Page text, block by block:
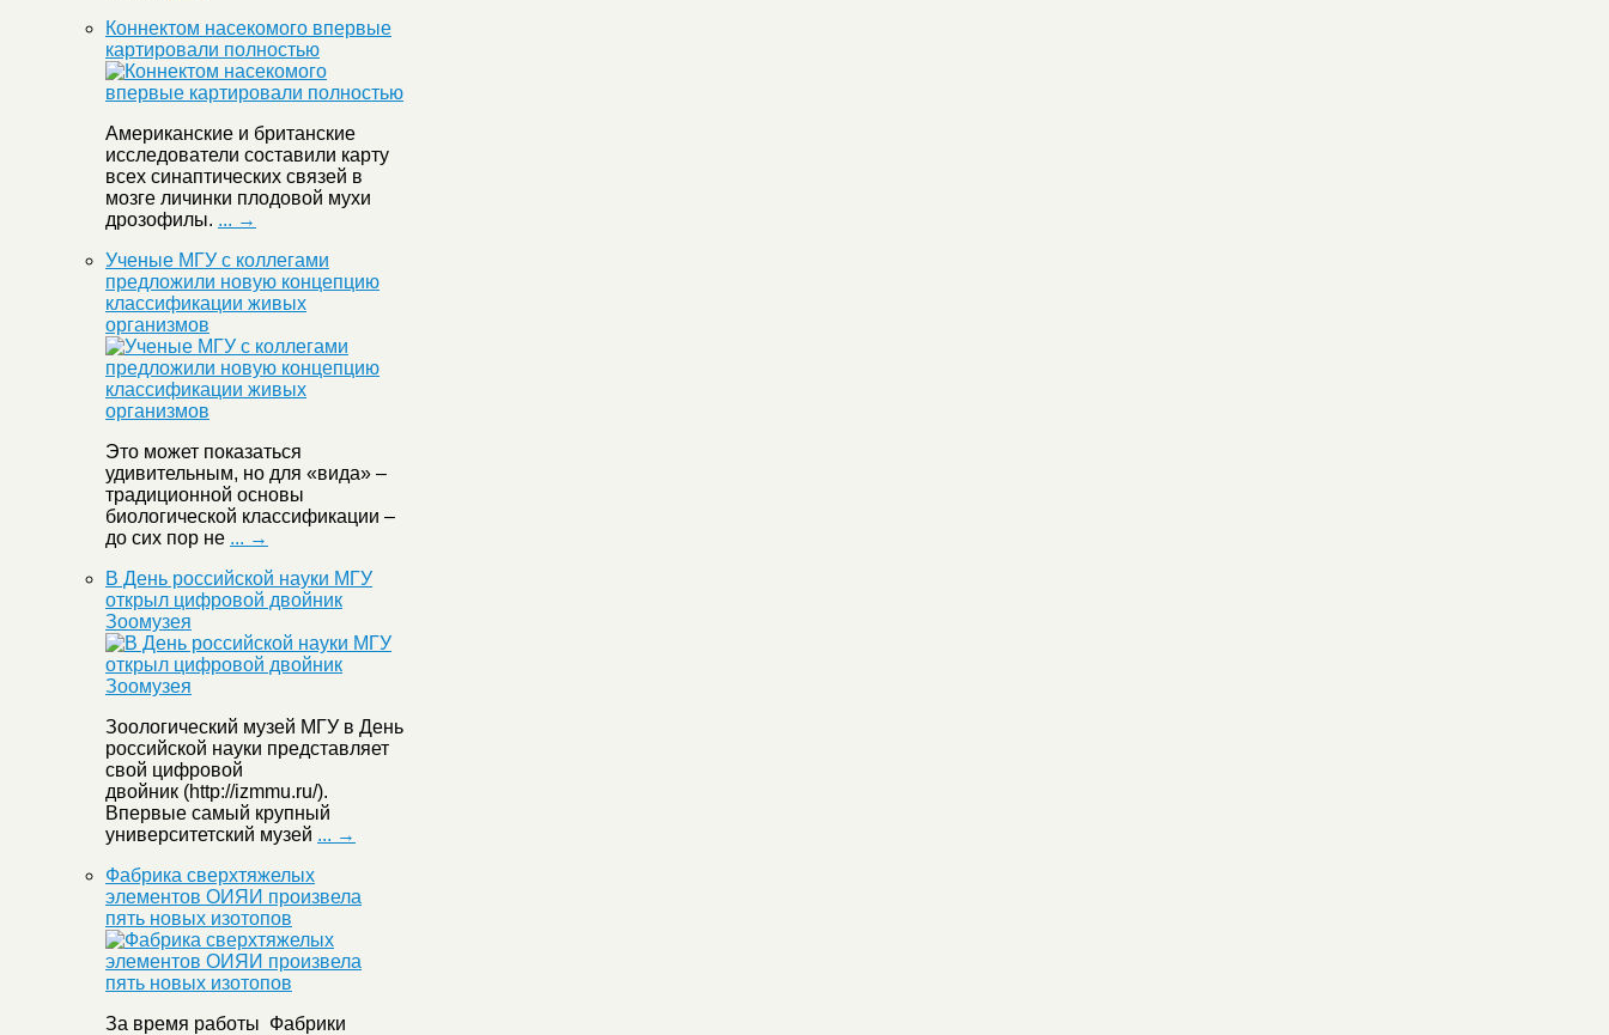
Коннектом насекомого впервые
картировали полностью
Американские и британские
исследователи составили карту
всех синаптических связей в
мозге личинки плодовой мухи
дрозофилы. ... →
Ученые МГУ с коллегами
предложили новую концепцию
классификации живых
организмов
Это может показаться
удивительным, но для «вида» –
традиционной основы
биологической классификации –
до сих пор не ... →
В День российской науки МГУ
открыл цифровой двойник
Зоомузея
Зоологический музей МГУ в День
российской науки представляет
свой цифровой
двойник (http://izmmu.ru/).
Впервые самый крупный
университетский музей ... →
Фабрика сверхтяжелых
элементов ОИЯИ произвела
пять новых изотопов
За время работы Фабрики